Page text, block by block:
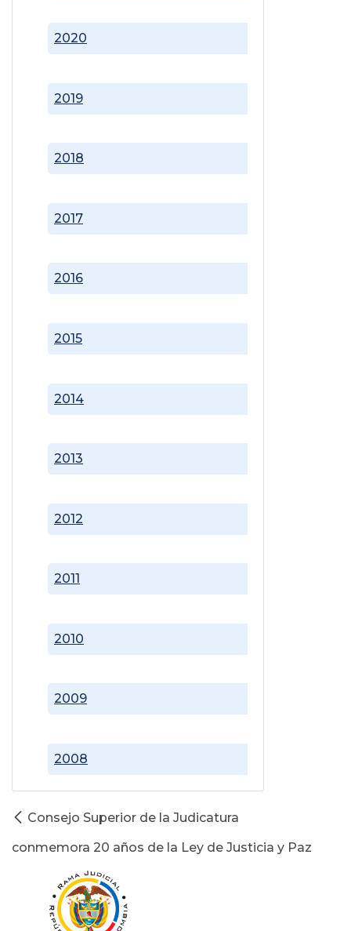
2008
2009
2010
2011
2012
2013
2014
2015
2016
2017
2018
2019
2020
Consejo Superior de la Judicatura
conmemora 20 años de la Ley de Justicia y Paz